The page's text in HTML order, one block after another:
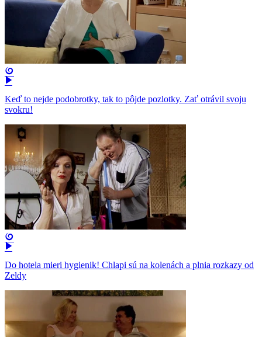
Keď to nejde podobrotky, tak to pôjde pozlotky. Zať otrávil svoju
svokru!
Do hotela mieri hygienik! Chlapi sú na kolenách a plnia rozkazy od
Zeldy